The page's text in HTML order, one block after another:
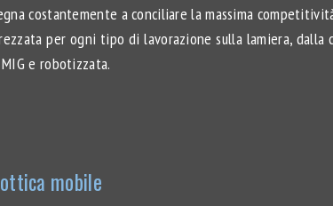
costantemente a conciliare la massima
per ogni tipo di lavorazione sulla lamiera, dalla
e robotizzata.
mobile